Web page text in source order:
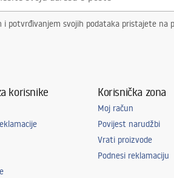
i potvrđivanjem svojih podataka pristajete
korisnike Korisnička zona
Moj račun
Povijest narudžbi
Vrati proizvode
Podnesi reklamaciju